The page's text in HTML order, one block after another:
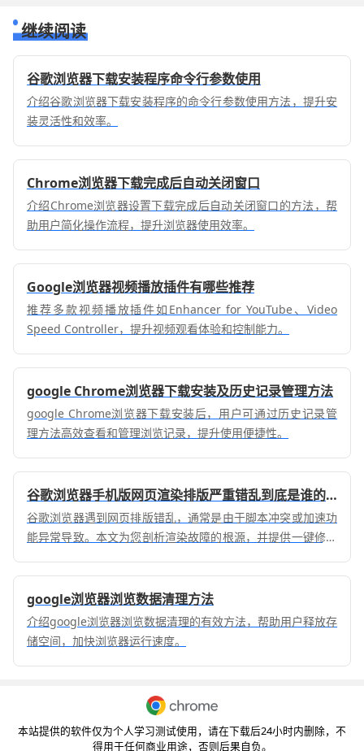
继续阅读
谷歌浏览器下载安装程序命令行参数使用
介绍谷歌浏览器下载安装程序的命令行参数使用方法，提升安
装灵活性和效率。
Chrome浏览器下载完成后自动关闭窗口
介绍Chrome浏览器设置下载完成后自动关闭窗口的方法，帮
助用户简化操作流程，提升浏览器使用效率。
Google浏览器视频播放插件有哪些推荐
推荐多款视频播放插件如Enhancer for YouTube、Video
Speed Controller，提升视频观看体验和控制能力。
google Chrome浏览器下载安装及历史记录管理方法
google Chrome浏览器下载安装后，用户可通过历史记录管
理方法高效查看和管理浏览记录，提升使用便捷性。
谷歌浏览器手机版网页渲染排版严重错乱到底是谁的锅
谷歌浏览器遇到网页排版错乱，通常是由于脚本冲突或加速功
能异常导致。本文为您剖析渲染故障的根源，并提供一键修复
google浏览器浏览数据清理方法
介绍google浏览器浏览数据清理的有效方法，帮助用户释放存
储空间，加快浏览器运行速度。
本站提供的软件仅为个人学习测试使用，请在下载后24小时内删除，不
得用于任何商业用途，否则后果自负。